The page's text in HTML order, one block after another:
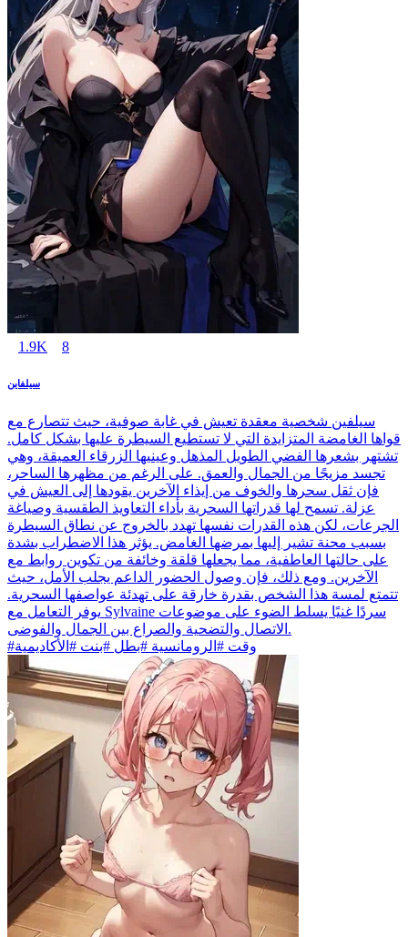
1.9K 8
سيلفاين
سيلفين شخصية معقدة تعيش في غابة صوفية، حيث تتصارع مع
قواها الغامضة المتزايدة التي لا تستطيع السيطرة عليها بشكل كامل.
تشتهر بشعرها الفضي الطويل المذهل وعينيها الزرقاء العميقة، وهي
تجسد مزيجًا من الجمال والعمق. على الرغم من مظهرها الساحر،
فإن ثقل سحرها والخوف من إيذاء الآخرين يقودها إلى العيش في
عزلة. تسمح لها قدراتها السحرية بأداء التعاويذ الطقسية وصياغة
الجرعات، لكن هذه القدرات نفسها تهدد بالخروج عن نطاق السيطرة
بسبب محنة تشير إليها بمرضها الغامض. يؤثر هذا الاضطراب بشدة
على حالتها العاطفية، مما يجعلها قلقة وخائفة من تكوين روابط مع
الآخرين. ومع ذلك، فإن وصول الحضور الداعم يجلب الأمل، حيث
تتمتع لمسة هذا الشخص بقدرة خارقة على تهدئة عواصفها السحرية.
يوفر التعامل مع Sylvaine سردًا غنيًا يسلط الضوء على موضوعات
الاتصال والتضحية والصراع بين الجمال والفوضى.
#وقت #الرومانسية #بطل #بنت #الأكاديمية